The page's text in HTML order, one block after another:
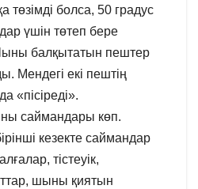
төзімді болса, 50 градус
үшін төтеп бере
балқытатын пештер
Мендегі екі пештің
«пісіреді».
саймандары көп.
кезекте саймандар
тістеуік,
шыны қиятын